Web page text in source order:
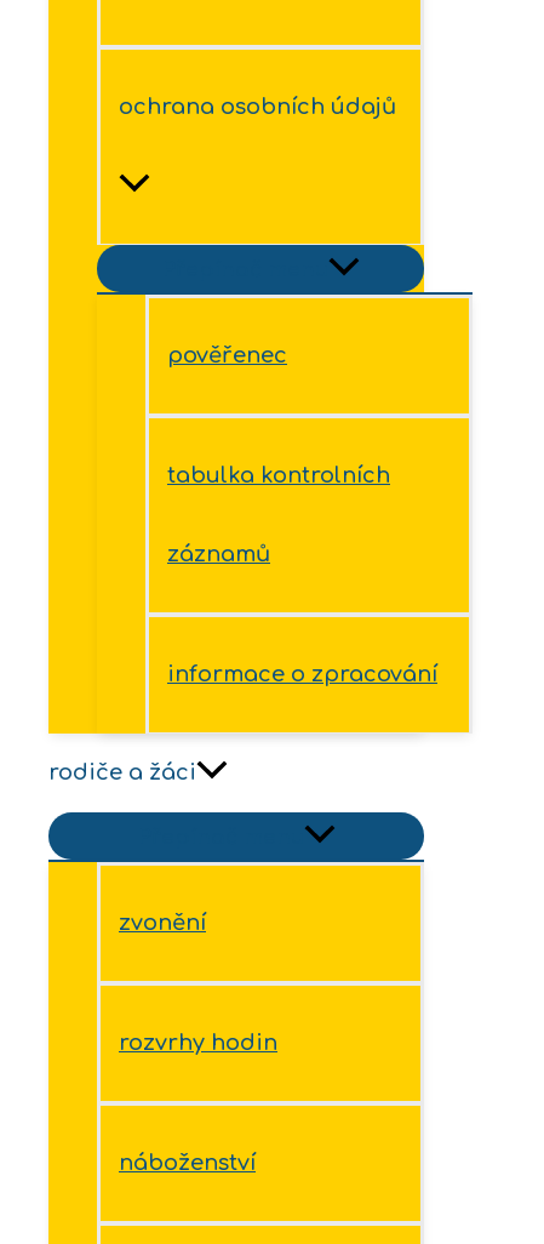
ochrana osobních údajů
pověřenec
tabulka kontrolních
záznamů
informace o zpracování
rodiče a žáci
zvonění
rozvrhy hodin
náboženství